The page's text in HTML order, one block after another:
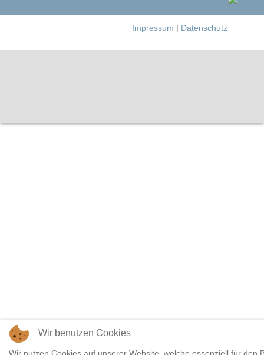
Impressum | Datenschutz
Wir benutzen Cookies